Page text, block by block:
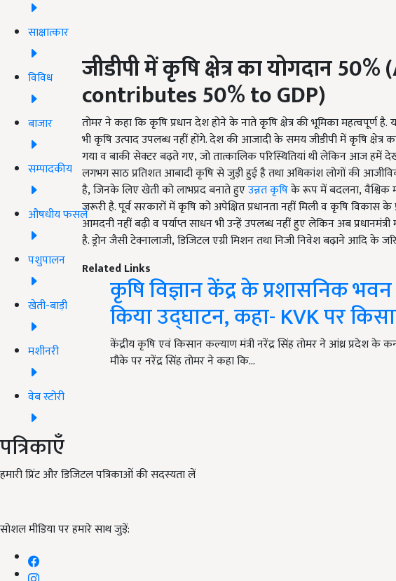
साक्षात्कार
विविध
बाजार
सम्पादकीय
औषधीय फसलें
पशुपालन
खेती-बाड़ी
मशीनरी
वेब स्टोरी
पत्रिकाएँ
हमारी प्रिंट और डिजिटल पत्रिकाओं की सदस्यता लें
सोशल मीडिया पर हमारे साथ जुड़ें:
जीडीपी में कृषि क्षेत्र का योगदान50%
contributes 50% to GDP)
तोमर ने कहा कि कृषि प्रधान देश होने के नाते कृषि क्षेत्र की भूमिका महत्वपूर्ण है.
भी कृषि उत्पाद उपलब्ध नहीं होंगे. देश की आजादी के समय जीडीपी में कृषि क्षेत्र
गया व बाकी सेक्टर बढ़ते गए, जो तात्कालिक परिस्थितियां थी लेकिन आज हमें
लगभग साठ प्रतिशत आबादी कृषि से जुड़ी हुई है तथा अधिकांश लोगों की
है, जिनके लिए खेती को लाभप्रद बनाते हुएउन्नत कृषिके रूप में बदलना, वैश्विक
जरूरी है. पूर्व सरकारों में कृषि को अपेक्षित प्रधानता नहीं मिली व कृषि विकास
आमदनी नहीं बढ़ी व पर्याप्त साधन भी उन्हें उपलब्ध नहीं हुए लेकिन अब
है. ड्रोन जैसी टेक्नालाजी, डिजिटलएग्री मिशन तथा निजी निवेश बढ़ाने आदि के
Related Links
कृषि विज्ञान केंद्र के प्रशासनिक
किया उद्घाटन, कहा- KVK पर
केंद्रीय कृषि एवं किसान कल्याण मंत्री नरेंद्र सिंह तोमर ने आंध्र प्रदेश के
मौके पर नरेंद्र सिंह तोमर ने कहा कि…